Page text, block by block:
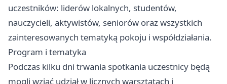
uczestników: liderów lokalnych, studentów,
nauczycieli, aktywistów, seniorów oraz wszystkich
zainteresowanych tematyką pokoju i współdziałania.
Program i tematyka
Podczas kilku dni trwania spotkania uczestnicy będą
mogli wziąć udział w licznych warsztatach i